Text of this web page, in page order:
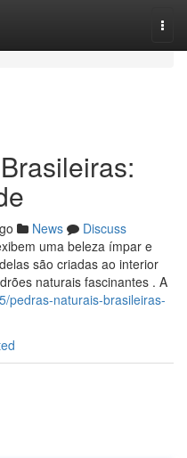
News
Discuss
uma beleza ímpar e
são criadas ao interior
naturais fascinantes . A
pedras-naturais-brasileiras-